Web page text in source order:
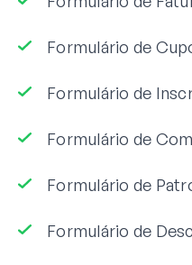
Formulário de
Formulário de
Formulário de
Formulário de
Formulário de